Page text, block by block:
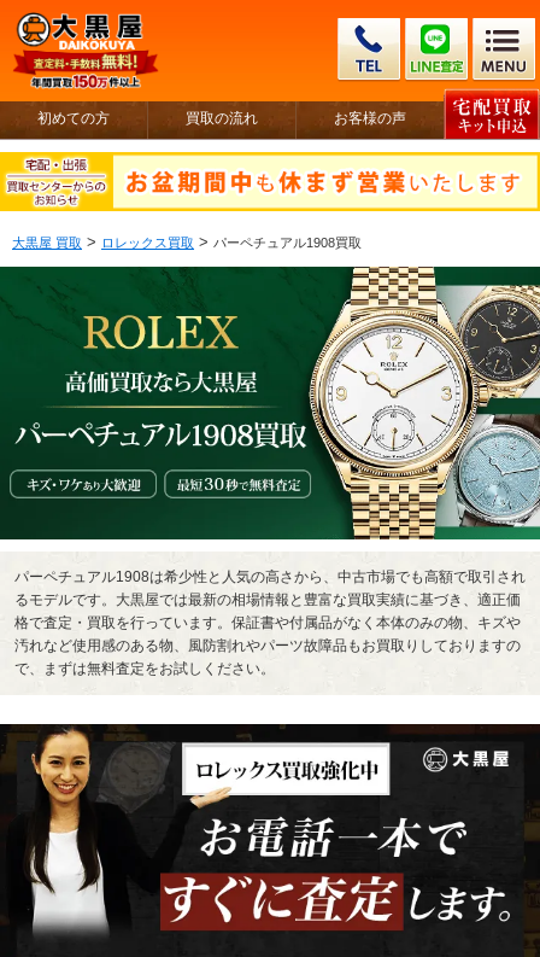
初めての方 買取の流れ お客様の声
大黒屋 買取 > ロレックス買取 > パーペチュアル1908買取
パーペチュアル1908は希少性と人気の高さから、中古市場でも高額で取引され
るモデルです。大黒屋では最新の相場情報と豊富な買取実績に基づき、適正価
格で査定・買取を行っています。保証書や付属品がなく本体のみの物、キズや
汚れなど使用感のある物、風防割れやパーツ故障品もお買取りしておりますの
で、まずは無料査定をお試しください。